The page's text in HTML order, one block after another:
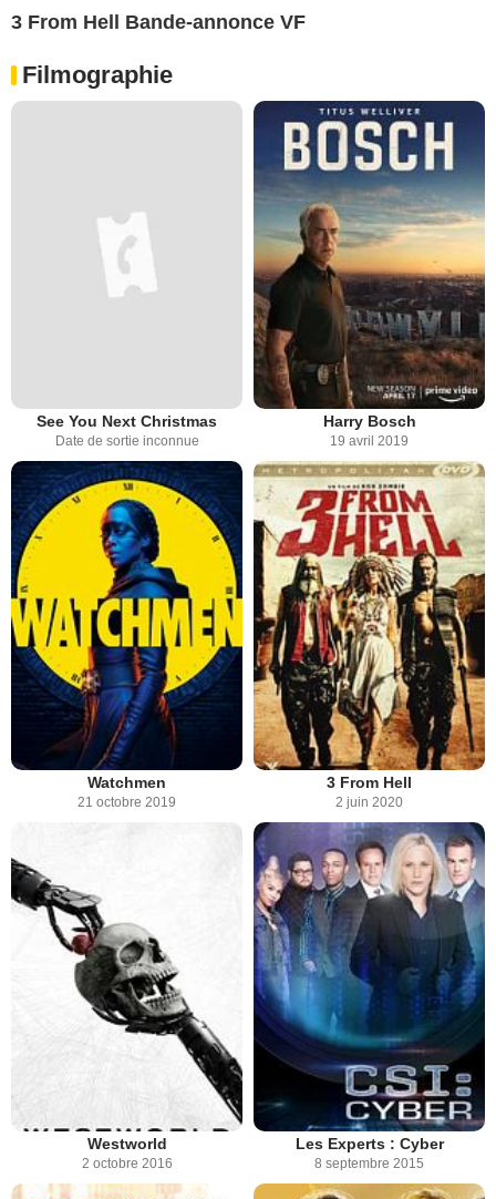
3 From Hell Bande-annonce VF
Filmographie
See You Next Christmas
Date de sortie inconnue
Harry Bosch
19 avril 2019
Watchmen
21 octobre 2019
3 From Hell
2 juin 2020
Westworld
2 octobre 2016
Les Experts : Cyber
8 septembre 2015